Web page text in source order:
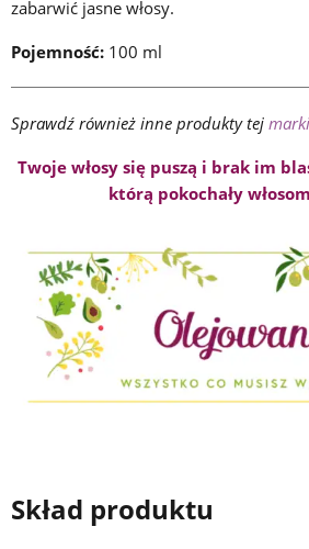
zabarwić jasne włosy.
Pojemność: 100 ml
Sprawdź również inne produkty tej marki
Twoje włosy się puszą i brak im
którą pokochały
Skład produktu